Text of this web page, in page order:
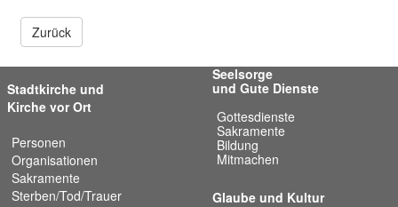
Zurück
Stadtkirche und
Kirche vor Ort
Personen
Organisationen
Sakramente
Sterben/Tod/Trauer
Seelsorge
und Gute Dienste
Gottesdienste
Sakramente
Bildung
Mitmachen
Glaube und Kultur